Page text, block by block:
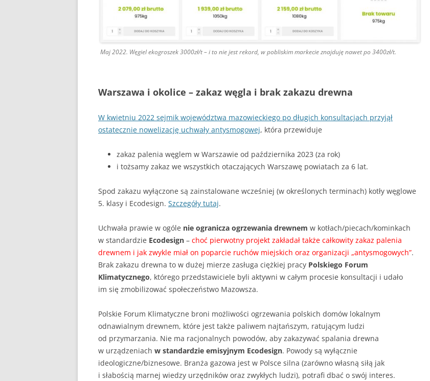
Maj 2022. Węgiel ekogroszek 3000zł/t – i to nie jest rekord, w pobliskim markecie znajduję nawet po 3400zł/t.
Warszawa i okolice – zakaz węgla i brak zakazu drewna
W kwietniu 2022 sejmik województwa mazowieckiego po długich konsultacjach przyjął
ostatecznie nowelizację uchwały antysmogowej, która przewiduje
zakaz palenia węglem w Warszawie od października 2023 (za rok)
i tożsamy zakaz we wszystkich otaczających Warszawę powiatach za 6 lat.
Spod zakazu wyłączone są zainstalowane wcześniej (w określonych terminach) kotły węglowe
5. klasy i Ecodesign. Szczegóły tutaj.
Uchwała prawie w ogóle nie ogranicza ogrzewania drewnem w kotłach/piecach/kominkach
w standardzie Ecodesign – choć pierwotny projekt zakładał także całkowity zakaz palenia
drewnem i jak zwykle miał on poparcie ruchów miejskich oraz organizacji „antysmogowych”.
Brak zakazu drewna to w dużej mierze zasługa ciężkiej pracy Polskiego Forum
Klimatycznego, którego przedstawiciele byli aktywni w całym procesie konsultacji i udało
im się zmobilizować społeczeństwo Mazowsza.
Polskie Forum Klimatyczne broni możliwości ogrzewania polskich domów lokalnym
odnawialnym drewnem, które jest także paliwem najtańszym, ratującym ludzi
od przymarzania. Nie ma racjonalnych powodów, aby zakazywać spalania drewna
w urządzeniach w standardzie emisyjnym Ecodesign. Powody są wyłącznie
ideologiczne/biznesowe. Branża gazowa jest w Polsce silna (zarówno własną siłą jak
i słabością marnej wiedzy urzędników oraz zwykłych ludzi), potrafi dbać o swój interes.